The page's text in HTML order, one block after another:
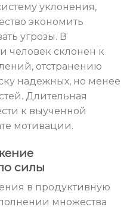
уклонения,
экономить
угрозы. В
человек склонен к
отстранению
надежных, но менее
Длительная
к выученной
мотивации.
силы
в продуктивную
множества